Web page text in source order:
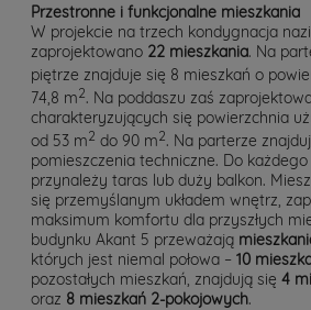
Przestronne i funkcjonalne mieszkania
W projekcie na trzech kondygnacja
zaprojektowano 22 mieszkania. Na
piętrze znajduje się 8 mieszkań o
74,8 m2. Na poddaszu zaś
charakteryzujących się powierzchnia
od 53 m2 do 90 m2. Na parterze
pomieszczenia techniczne. Do
przynależy taras lub duży balkon.
się przemyślanym układem wnętrz,
maksimum komfortu dla przyszłych
budynku Akant 5 przeważają
których jest niemal połowa – 10
pozostałych mieszkań, znajdują się 4
oraz 8 mieszkań 2-pokojowych.